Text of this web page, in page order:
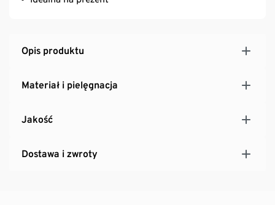
Opis produktu
Materiał i pielęgnacja
Jakość
Dostawa i zwroty